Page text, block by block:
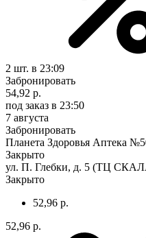
2 шт. в 23:09
Забронировать
54,92 р.
под заказ в 23:50
7 августа
Забронировать
Планета Здоровья Аптека
Закрыто
ул. П. Глебки, д. 5 (ТЦ
Закрыто
52,96 р.
52,96 р.